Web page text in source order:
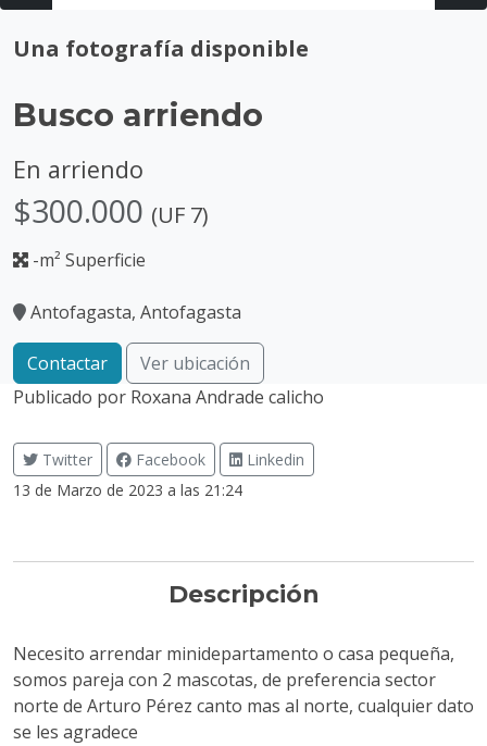
Una fotografía disponible
Busco arriendo
En arriendo
$300.000 (UF 7)
-m² Superficie
Antofagasta, Antofagasta
Contactar
Ver ubicación
Publicado por Roxana Andrade calicho
Twitter Facebook
Linkedin
13 de Marzo de 2023 a las 21:24
Descripción
Necesito arrendar minidepartamento o casa pequeña,
somos pareja con 2 mascotas, de preferencia sector
norte de Arturo Pérez canto mas al norte, cualquier dato
se les agradece